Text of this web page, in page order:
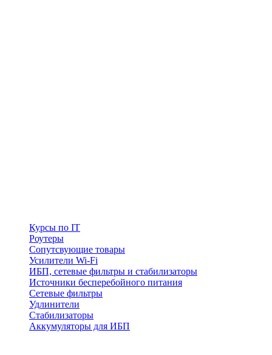
Курсы по IT
Роутеры
Сопутсвующие товары
Усилители Wi-Fi
ИБП, сетевые фильтры и стабилизаторы
Источники бесперебойного питания
Сетевые фильтры
Удлинители
Стабилизаторы
Аккумуляторы для ИБП